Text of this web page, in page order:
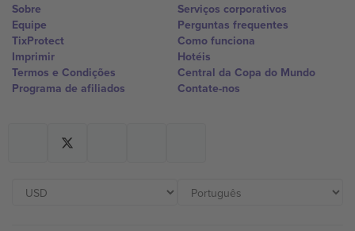
Sobre
Equipe
TixProtect
Imprimir
Termos e Condições
Programa de afiliados
Serviços corporativos
Perguntas frequentes
Como funciona
Hotéis
Central da Copa do Mundo
Contate-nos